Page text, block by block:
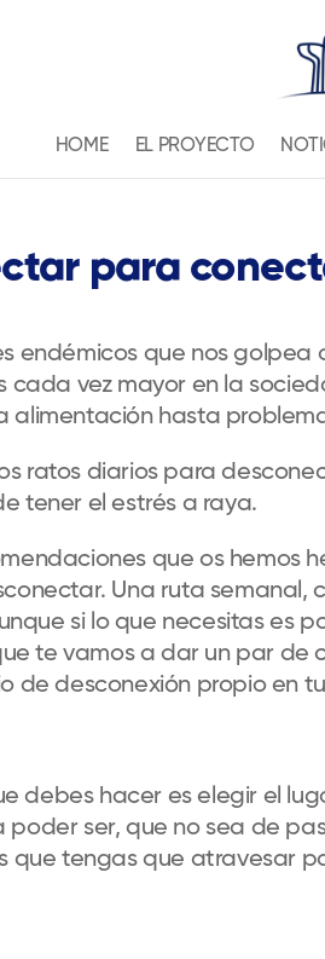
HOME EL PROYECTO
para
endémicos que nos golpea
cada vez mayor en la
alimentación hasta
ratos diarios para
tener el estrés a raya.
que os
Una ruta semanal,
si lo que necesitas es
te vamos a dar un par de
de desconexión propio en
debes hacer es elegir el
poder ser, que no sea de
que tengas que atravesar